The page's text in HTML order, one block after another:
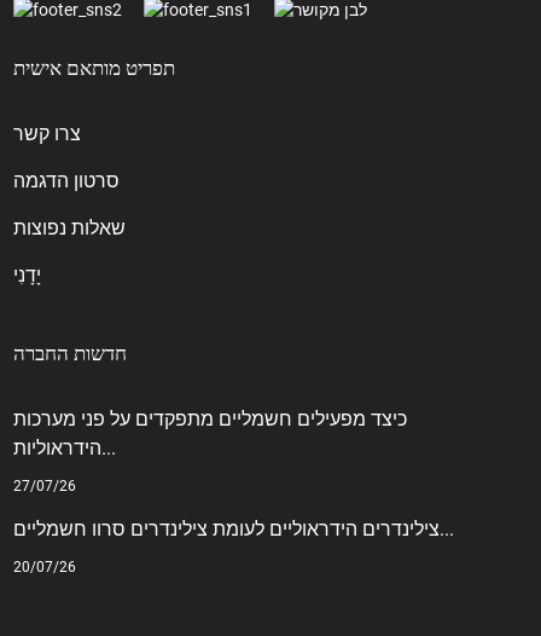
תפריט מותאם אישית
צרו קשר
סרטון הדגמה
שאלות נפוצות
יָדָנִי
חדשות החברה
כיצד מפעילים חשמליים מתפקדים על פני מערכות
הידראוליות...
27/07/26
צילינדרים הידראוליים לעומת צילינדרים סרוו חשמליים...
20/07/26